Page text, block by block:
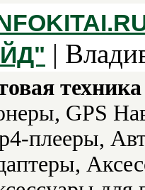
|
GPS
плееры,